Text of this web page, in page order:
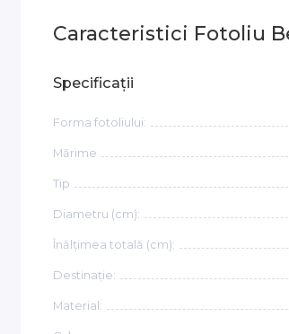
Caracteristici Fotoliu
Specificații
Forma fotoliului:
Mărime
Tip
Diametru (cm):
Înălțimea totală (cm):
Destinație:
Material: